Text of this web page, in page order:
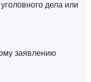
дела или
заявлению